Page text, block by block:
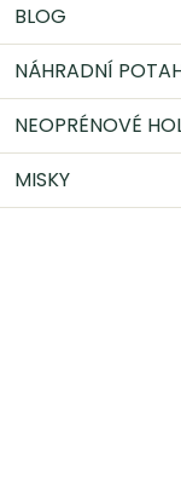
BLOG
NÁHRADNÍ
NEOPRÉNOVÉ
MISKY